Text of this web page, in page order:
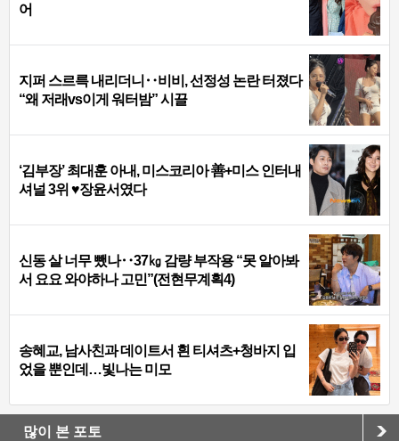
어
지퍼 스르륵 내리더니‥비비, 선정성 논란 터졌다
“왜 저래vs이게 워터밤” 시끌
‘김부장’ 최대훈 아내, 미스코리아 善+미스 인터내
셔널 3위 ♥장윤서였다
신동 살 너무 뺐나‥37㎏ 감량 부작용 “못 알아봐
서 요요 와야하나 고민”(전현무계획4)
송혜교, 남사친과 데이트서 흰 티셔츠+청바지 입
었을 뿐인데…빛나는 미모
많이 본 포토